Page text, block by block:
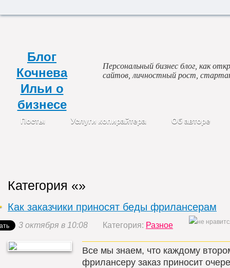
Категория «»
Как заказчики приносят беды фрилансерам
3 октября в 10:08 Категория: Разное
Все мы знаем, что каждому
фрилансеру заказ приносит
Блог
Кочнева
Ильи о
бизнесе
Персональный бизнес блог, как
сайтов, личностный рост,
Посты Услуги копирайтера Об авторе